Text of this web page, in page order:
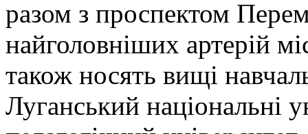
разом з проспектом
найголовніших артерій
також носять вищі
Луганський національні